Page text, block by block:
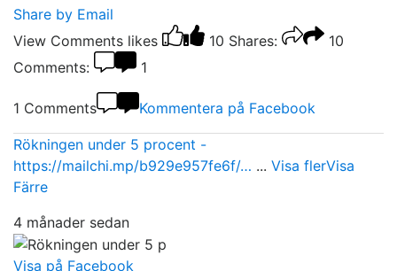
Share by Email
View Comments likes 10 Shares:
10
Comments:
1
1 Comments Kommentera på Facebook
Rökningen under 5 procent -
https://mailchi.mp/b929e957fe6f/… ... Visa flerVisa
Färre
4 månader sedan
Visa på Facebook